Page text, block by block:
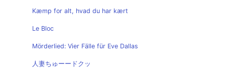
Kæmp for alt, hvad du har kært
Le Bloc
Mörderlied: Vier Fälle für Eve Dallas
人妻ちゅーードクッ